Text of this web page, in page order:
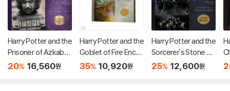
Harry Potter and the
Prisoner of Azkaban
Enchanted Postcar
20% 16,560원
Harry Potter and the
Goblet of Fire Encha
nted Postcard Book
35% 10,920원
Harry Potter and the
Sorcerer's Stone En
chanted Postcard B
25% 12,600원
s